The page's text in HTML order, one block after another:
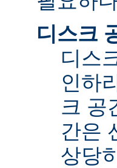
디스크
디스
인하
크 공
간은
상당